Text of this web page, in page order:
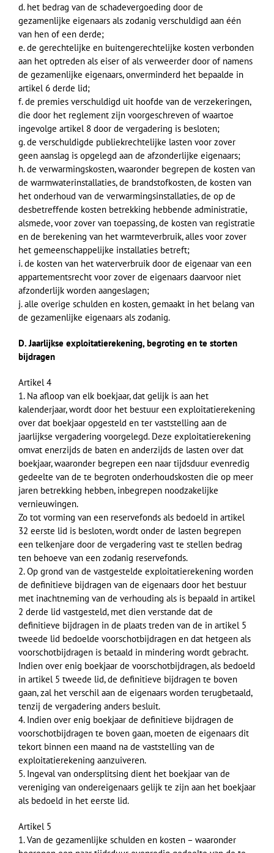
d. het bedrag van de schadevergoeding door de
gezamenlijke eigenaars als zodanig verschuldigd aan één
van hen of een derde;
e. de gerechtelijke en buitengerechtelijke kosten verbonden
aan het optreden als eiser of als verweerder door of namens
de gezamenlijke eigenaars, onverminderd het bepaalde in
artikel 6 derde lid;
f. de premies verschuldigd uit hoofde van de verzekeringen,
die door het reglement zijn voorgeschreven of waartoe
ingevolge artikel 8 door de vergadering is besloten;
g. de verschuldigde publiekrechtelijke lasten voor zover
geen aanslag is opgelegd aan de afzonderlijke eigenaars;
h. de verwarmingskosten, waaronder begrepen de kosten van
de warmwaterinstallaties, de brandstofkosten, de kosten van
het onderhoud van de verwarmingsinstallaties, de op de
desbetreffende kosten betrekking hebbende administratie,
alsmede, voor zover van toepassing, de kosten van registratie
en de berekening van het warmteverbruik, alles voor zover
het gemeenschappelijke installaties betreft;
i. de kosten van het waterverbruik door de eigenaar van een
appartementsrecht voor zover de eigenaars daarvoor niet
afzonderlijk worden aangeslagen;
j. alle overige schulden en kosten, gemaakt in het belang van
de gezamenlijke eigenaars als zodanig.
D. Jaarlijkse exploitatierekening, begroting en te storten
bijdragen
Artikel 4
1. Na afloop van elk boekjaar, dat gelijk is aan het
kalenderjaar, wordt door het bestuur een exploitatierekening
over dat boekjaar opgesteld en ter vaststelling aan de
jaarlijkse vergadering voorgelegd. Deze exploitatierekening
omvat enerzijds de baten en anderzijds de lasten over dat
boekjaar, waaronder begrepen een naar tijdsduur evenredig
gedeelte van de te begroten onderhoudskosten die op meer
jaren betrekking hebben, inbegrepen noodzakelijke
vernieuwingen.
Zo tot vorming van een reservefonds als bedoeld in artikel
32 eerste lid is besloten, wordt onder de lasten begrepen
een telkenjare door de vergadering vast te stellen bedrag
ten behoeve van een zodanig reservefonds.
2. Op grond van de vastgestelde exploitatierekening worden
de definitieve bijdragen van de eigenaars door het bestuur
met inachtneming van de verhouding als is bepaald in artikel
2 derde lid vastgesteld, met dien verstande dat de
definitieve bijdragen in de plaats treden van de in artikel 5
tweede lid bedoelde voorschotbijdragen en dat hetgeen als
voorschotbijdragen is betaald in mindering wordt gebracht.
Indien over enig boekjaar de voorschotbijdragen, als bedoeld
in artikel 5 tweede lid, de definitieve bijdragen te boven
gaan, zal het verschil aan de eigenaars worden terugbetaald,
tenzij de vergadering anders besluit.
4. Indien over enig boekjaar de definitieve bijdragen de
voorschotbijdragen te boven gaan, moeten de eigenaars dit
tekort binnen een maand na de vaststelling van de
exploitatierekening aanzuiveren.
5. Ingeval van ondersplitsing dient het boekjaar van de
vereniging van ondereigenaars gelijk te zijn aan het boekjaar
als bedoeld in het eerste lid.
Artikel 5
1. Van de gezamenlijke schulden en kosten – waaronder